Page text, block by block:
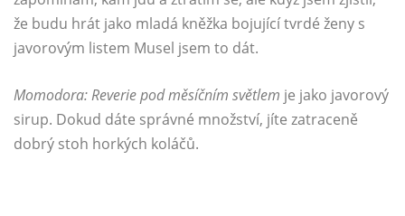
že budu hrát jako mladá kněžka bojující tvrdé ženy s
javorovým listem Musel jsem to dát.
Momodora: Reverie pod měsíčním světlem je jako javorový
sirup. Dokud dáte správné množství, jíte zatraceně
dobrý stoh horkých koláčů.